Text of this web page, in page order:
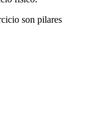
son pilares